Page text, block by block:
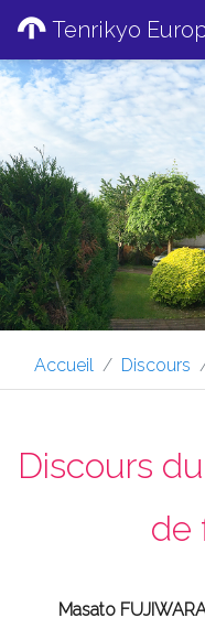
Tenrikyo
Accueil Discours
Discours
de
Masato